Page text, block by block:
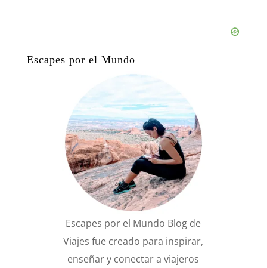
Escapes por el Mundo
Escapes por el Mundo Blog de
Viajes fue creado para inspirar,
enseñar y conectar a viajeros